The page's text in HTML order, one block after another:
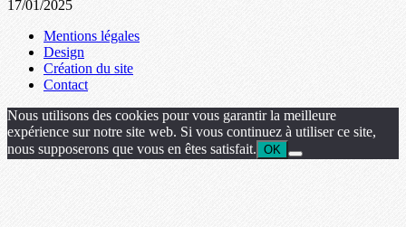
17/01/2025
Mentions légales
Design
Création du site
Contact
Nous utilisons des cookies pour vous garantir la meilleure
expérience sur notre site web. Si vous continuez à utiliser ce site,
nous supposerons que vous en êtes satisfait. OK